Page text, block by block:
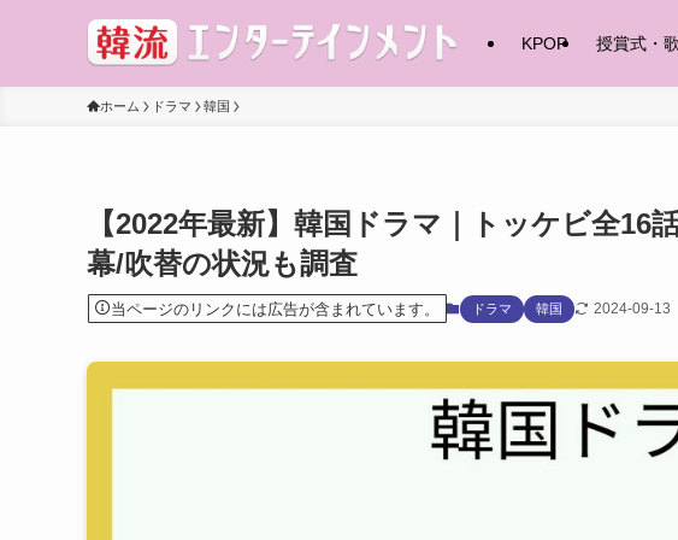
KPOP 授賞式・
ホーム ドラマ 韓国
【2022年最新】韓国ドラマ｜トッケビ全16
幕/吹替の状況も調査
当ページのリンクには広告が含まれています。 ドラマ 韓国 2024-09-13